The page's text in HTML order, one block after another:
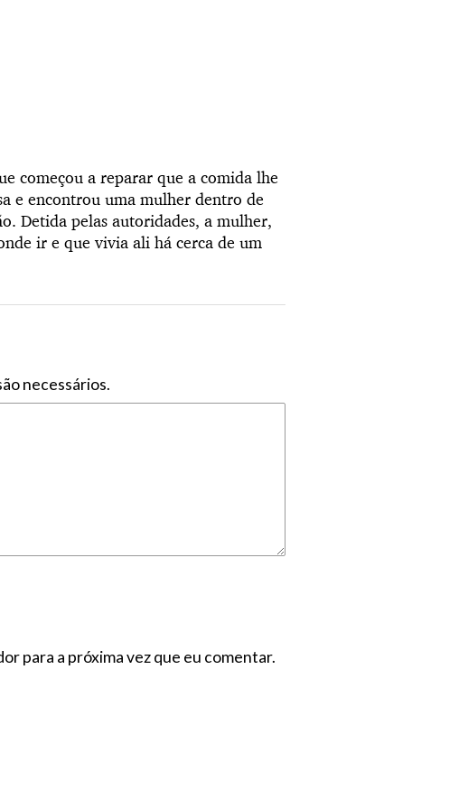
começou a reparar que a comida lhe
e encontrou uma mulher dentro de
Detida pelas autoridades, a mulher,
ir e que vivia ali há cerca de um
necessários.
para a próxima vez que eu comentar.